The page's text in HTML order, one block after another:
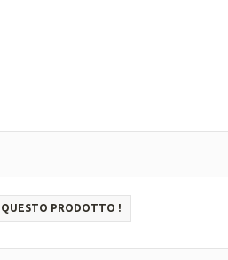
QUESTO PRODOTTO !